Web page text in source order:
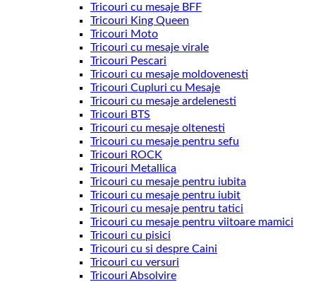
Tricouri cu mesaje BFF
Tricouri King Queen
Tricouri Moto
Tricouri cu mesaje virale
Tricouri Pescari
Tricouri cu mesaje moldovenesti
Tricouri Cupluri cu Mesaje
Tricouri cu mesaje ardelenesti
Tricouri BTS
Tricouri cu mesaje oltenesti
Tricouri cu mesaje pentru sefu
Tricouri ROCK
Tricouri Metallica
Tricouri cu mesaje pentru iubita
Tricouri cu mesaje pentru iubit
Tricouri cu mesaje pentru tatici
Tricouri cu mesaje pentru viitoare mamici
Tricouri cu pisici
Tricouri cu si despre Caini
Tricouri cu versuri
Tricouri Absolvire